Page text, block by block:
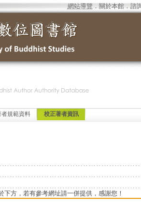
網站導覽 ． 關於本館． 諮
者規範資料 校正著者資訊
下方，若有參考網址請一併提供，感謝您！